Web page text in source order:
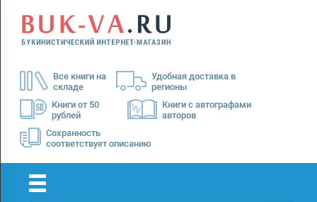
Все книги на
складе
Удобная доставка в
регионы
Книги от 50
рублей
Книги с автографами
авторов
Сохранность
соответствует описанию
Menu
Доставка
Оплата